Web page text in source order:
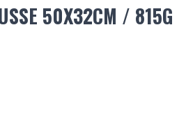
50X32CM / 815G